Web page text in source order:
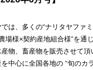
では、多くの“ナリタヤファ
場様×契約産地組合様”を通
物、畜産物を販売させて頂
中心に全国各地の “旬のカ